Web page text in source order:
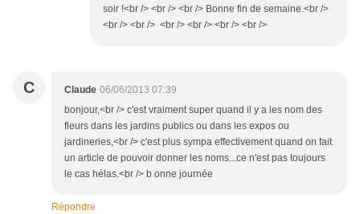
soir !<br /> <br /> <br /> Bonne fin de semaine.<br />
<br /> <br /> <br /> <br /> <br /> <br />
C Claude 06/06/2013 07:39
bonjour,<br /> c'est vraiment super quand il y a les nom des
fleurs dans les jardins publics ou dans les expos ou
jardineries,<br /> c'est plus sympa effectivement quand on fait
un article de pouvoir donner les noms...ce n'est pas toujours
le cas hélas.<br /> b onne journée
Répondre